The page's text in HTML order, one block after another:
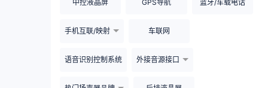
中控液晶屏 GPS导航 蓝牙/车载电话
手机互联/映射 车联网
语音识别控制系统 外接音源接口